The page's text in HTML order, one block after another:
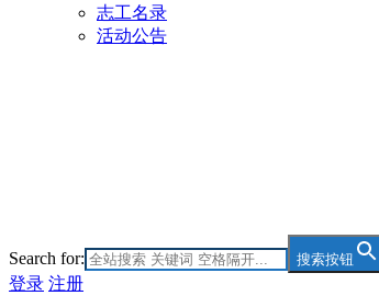
志工名录
活动公告
Search for: 搜索按钮
登录 注册